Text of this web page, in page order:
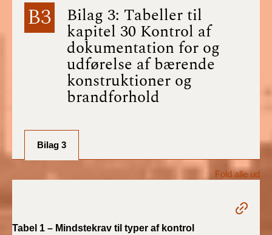
B3 Bilag 3: Tabeller til
kapitel 30 Kontrol af
dokumentation for og
udførelse af bærende
konstruktioner og
brandforhold
BR18 (Aktuelt)
BR18 (1/7-31/12
BR18 (1/1-30/6
2024)
Bilag 3
Fold alle ud
Tabel 1 – Mindstekrav til typer af kontrol